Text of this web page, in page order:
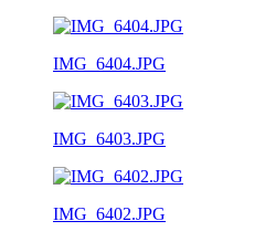
IMG_6404.JPG
IMG_6403.JPG
IMG_6402.JPG